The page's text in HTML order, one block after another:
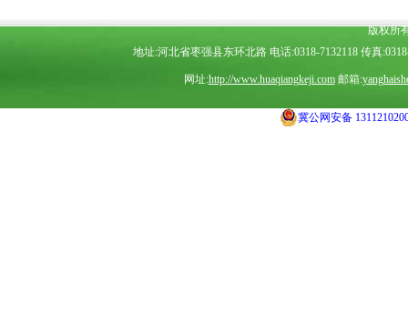
版权所
地址:河北省枣强县东环北路 电话:0318-7132118 传真
网址:http://www.huaqiangkeji.com邮箱:
冀公网安备